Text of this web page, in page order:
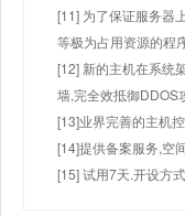
[11] 为了保证服务器
等极为占用资源的程序
[12] 新的主机在系统
墙,完全效抵御DDOS
[13]业界完善的主机
[14]提供备案服务,空
[15] 试用7天.开设方